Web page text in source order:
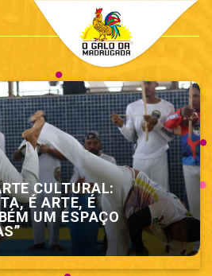
CULTURAL:
É ARTE, É
UM ESPAÇO